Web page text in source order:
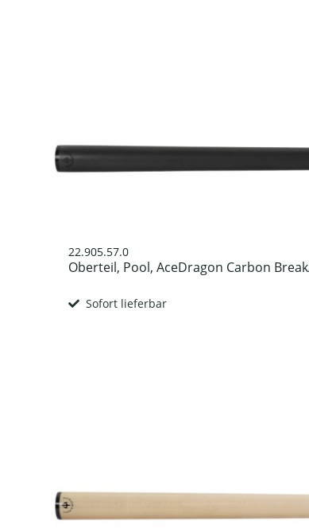
22.905.57.0
Oberteil, Pool, AceDragon Carbon
Sofort lieferbar